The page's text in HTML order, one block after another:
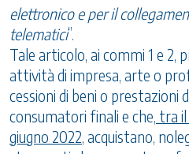
elettronico e per il
telematici”.
Tale articolo, ai commi 1 e 2,
attività di impresa, arte o
cessioni di beni o prestazioni
consumatori finali e che, tra il
giugno 2022, acquistano,